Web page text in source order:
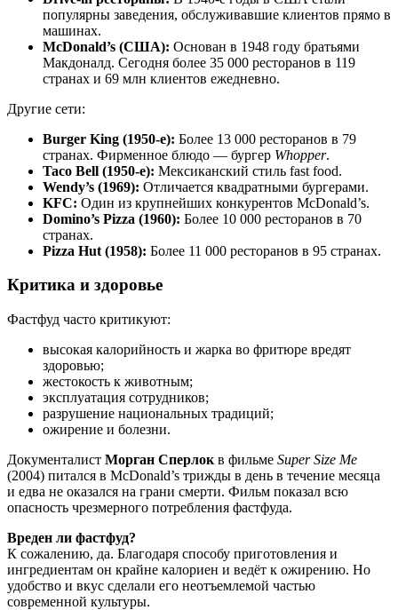
популярны заведения, обслуживавшие клиентов прямо в
машинах.
McDonald’s (США): Основан в 1948 году братьями
Макдоналд. Сегодня более 35 000 ресторанов в 119
странах и 69 млн клиентов ежедневно.
Другие сети:
Burger King (1950-е): Более 13 000 ресторанов в 79
странах. Фирменное блюдо — бургер Whopper.
Taco Bell (1950-е): Мексиканский стиль fast food.
Wendy’s (1969): Отличается квадратными бургерами.
KFC: Один из крупнейших конкурентов McDonald’s.
Domino’s Pizza (1960): Более 10 000 ресторанов в 70
странах.
Pizza Hut (1958): Более 11 000 ресторанов в 95 странах.
Критика и здоровье
Фастфуд часто критикуют:
высокая калорийность и жарка во фритюре вредят
здоровью;
жестокость к животным;
эксплуатация сотрудников;
разрушение национальных традиций;
ожирение и болезни.
Документалист Морган Сперлок в фильме Super Size Me
(2004) питался в McDonald’s трижды в день в течение месяца
и едва не оказался на грани смерти. Фильм показал всю
опасность чрезмерного потребления фастфуда.
Вреден ли фастфуд?
К сожалению, да. Благодаря способу приготовления и
ингредиентам он крайне калориен и ведёт к ожирению. Но
удобство и вкус сделали его неотъемлемой частью
современной культуры.